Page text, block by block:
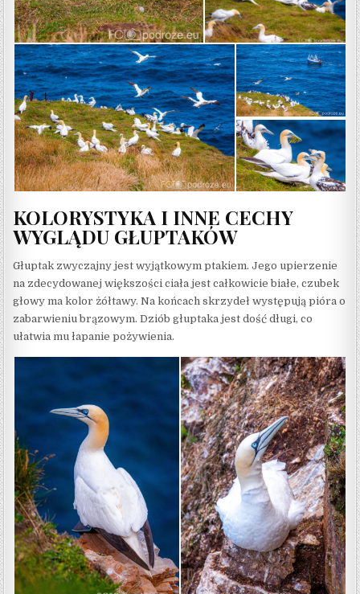
KOLORYSTYKA I INNE CECHY
WYGLĄDU GŁUPTAKÓW
Głuptak zwyczajny jest wyjątkowym ptakiem. Jego upierzenie
na zdecydowanej większości ciała jest całkowicie białe, czubek
głowy ma kolor żółtawy. Na końcach skrzydeł występują pióra o
zabarwieniu brązowym. Dziób głuptaka jest dość długi, co
ułatwia mu łapanie pożywienia.